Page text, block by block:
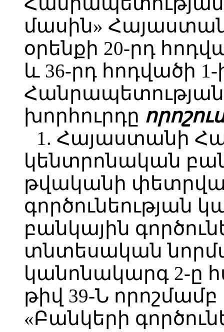
մասին»
օրենքի 20-րդ
և 36-րդ հոդվածի
խորհուրդը
1. Հայաստանի
կենտրոնական
թվականի
գործունեության
բանկային
տնտեսական
կանոնակարգ 2-ը
թիվ 39-Ն
«Բանկերի